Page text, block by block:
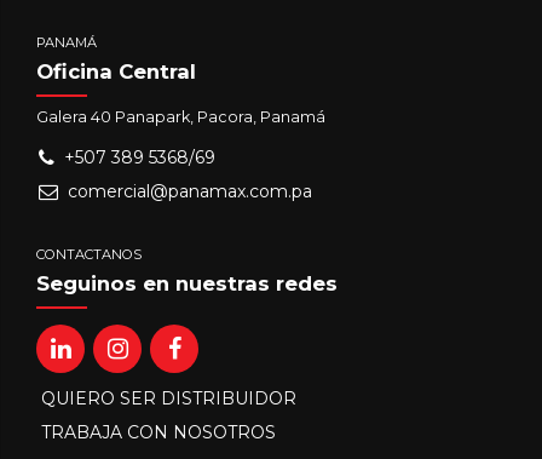
PANAMÁ
Oficina Central
Galera 40 Panapark, Pacora, Panamá
+507 389 5368/69
comercial@panamax.com.pa
CONTACTANOS
Seguinos en nuestras redes
QUIERO SER DISTRIBUIDOR
TRABAJA CON NOSOTROS